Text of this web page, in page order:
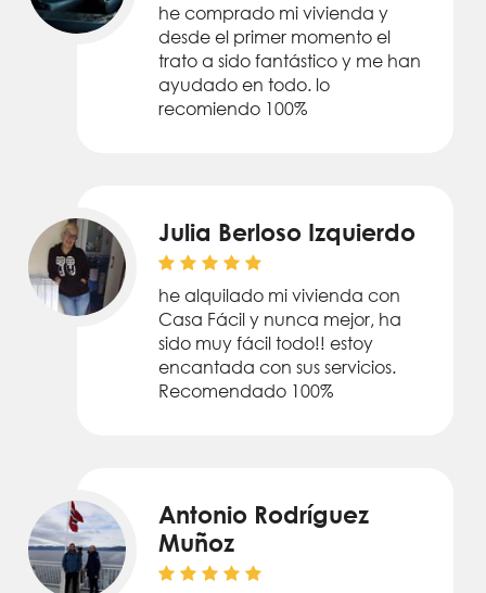
he comprado mi vivienda y
desde el primer momento el
trato a sido fantástico y me han
ayudado en todo. lo
recomiendo 100%
Julia Berloso Izquierdo
he alquilado mi vivienda con
Casa Fácil y nunca mejor, ha
sido muy fácil todo!! estoy
encantada con sus servicios.
Recomendado 100%
Antonio Rodríguez
Muñoz